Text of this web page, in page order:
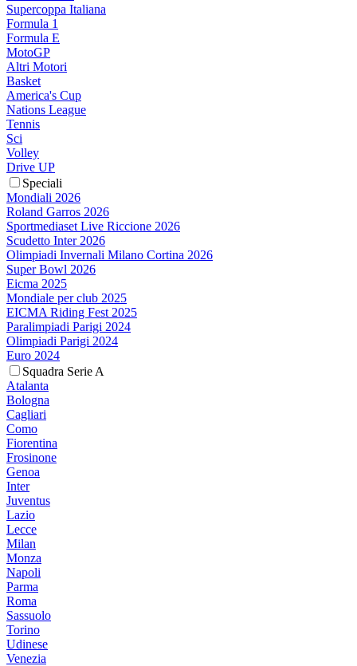
Supercoppa Italiana
Formula 1
Formula E
MotoGP
Altri Motori
Basket
America's Cup
Nations League
Tennis
Sci
Volley
Drive UP
Speciali
Mondiali 2026
Roland Garros 2026
Sportmediaset Live Riccione 2026
Scudetto Inter 2026
Olimpiadi Invernali Milano Cortina 2026
Super Bowl 2026
Eicma 2025
Mondiale per club 2025
EICMA Riding Fest 2025
Paralimpiadi Parigi 2024
Olimpiadi Parigi 2024
Euro 2024
Squadra Serie A
Atalanta
Bologna
Cagliari
Como
Fiorentina
Frosinone
Genoa
Inter
Juventus
Lazio
Lecce
Milan
Monza
Napoli
Parma
Roma
Sassuolo
Torino
Udinese
Venezia